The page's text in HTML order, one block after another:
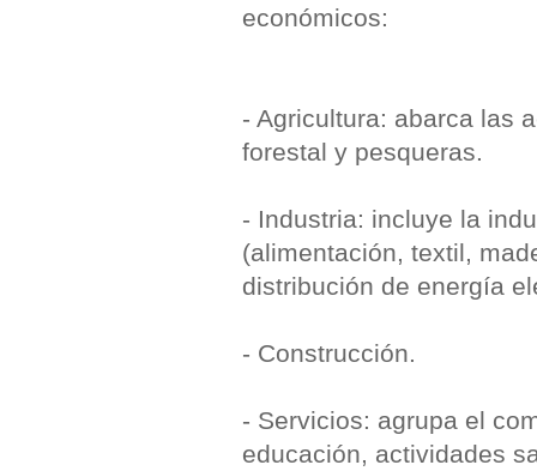
económicos:
- Agricultura: abarca las
forestal y pesqueras.
- Industria: incluye la
(alimentación, textil,
distribución de energía
- Construcción.
- Servicios: agrupa el
educación, actividades